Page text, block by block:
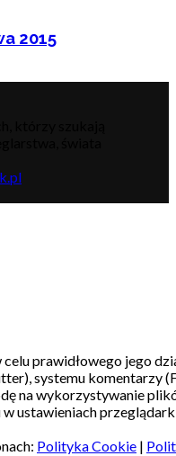
2015
prawidłowego jego
systemu komentarzy
na wykorzystywanie
ustawieniach
Polityka Cookie |